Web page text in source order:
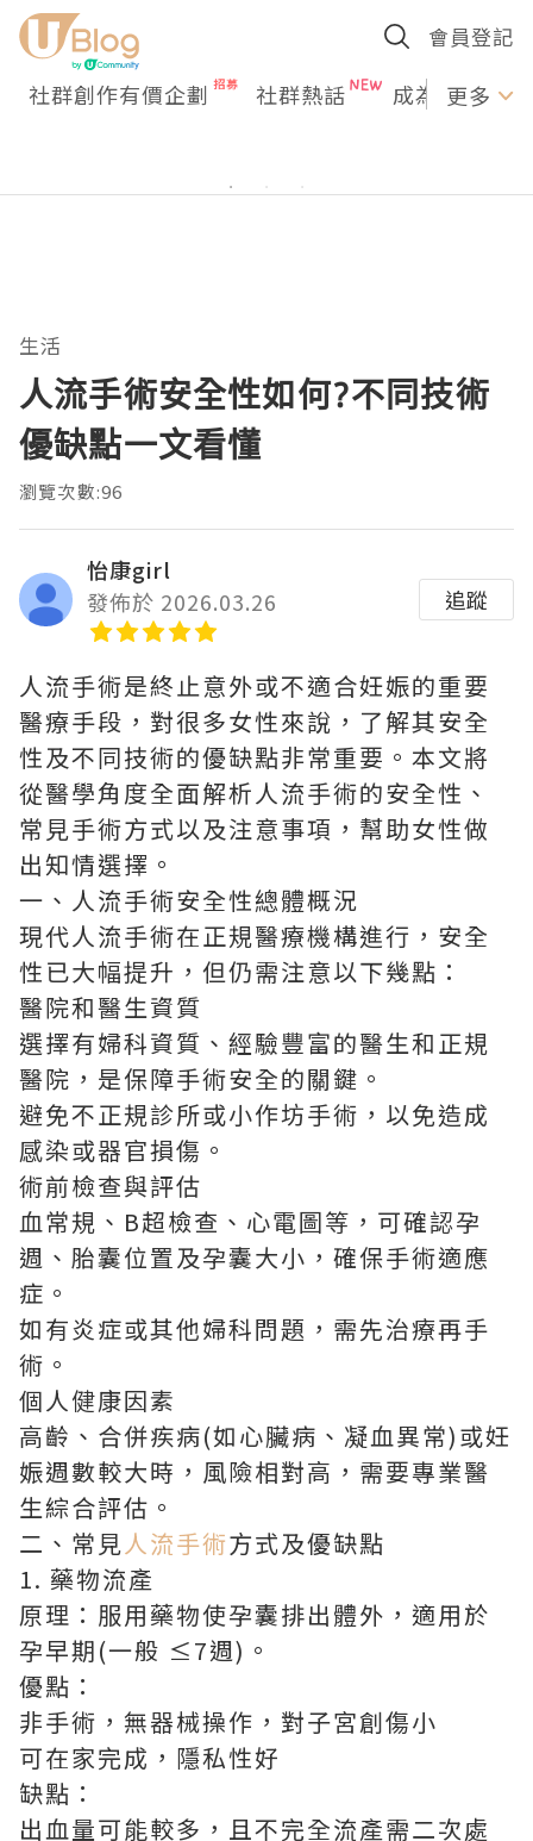
會員登記
社群創作有價企劃 社群熱話 成為U更多
生活
人流手術安全性如何?不同技術
優缺點一文看懂
瀏覽次數:96
怡康girl
發佈於 2026.03.26
追蹤
人流手術是終止意外或不適合妊娠的重要
醫療手段，對很多女性來說，了解其安全
性及不同技術的優缺點非常重要。本文將
從醫學角度全面解析人流手術的安全性、
常見手術方式以及注意事項，幫助女性做
出知情選擇。
一、人流手術安全性總體概況
現代人流手術在正規醫療機構進行，安全
性已大幅提升，但仍需注意以下幾點：
醫院和醫生資質
選擇有婦科資質、經驗豐富的醫生和正規
醫院，是保障手術安全的關鍵。
避免不正規診所或小作坊手術，以免造成
感染或器官損傷。
術前檢查與評估
血常規、B超檢查、心電圖等，可確認孕
週、胎囊位置及孕囊大小，確保手術適應
症。
如有炎症或其他婦科問題，需先治療再手
術。
個人健康因素
高齡、合併疾病(如心臟病、凝血異常)或妊
娠週數較大時，風險相對高，需要專業醫
生綜合評估。
二、常見人流手術方式及優缺點
1. 藥物流產
原理：服用藥物使孕囊排出體外，適用於
孕早期(一般 ≤7週)。
優點：
非手術，無器械操作，對子宮創傷小
可在家完成，隱私性好
缺點：
出血量可能較多，且不完全流產需二次處